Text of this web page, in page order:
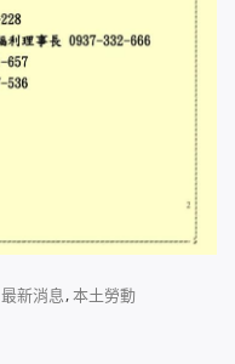
最新消息,本土勞動